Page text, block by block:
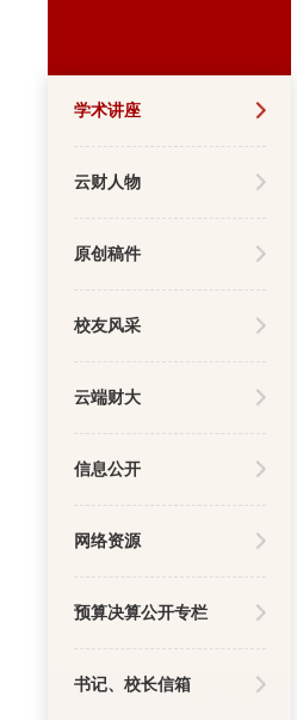
学术讲座
云财人物
原创稿件
校友风采
云端财大
信息公开
网络资源
预算决算公开专栏
书记、校长信箱